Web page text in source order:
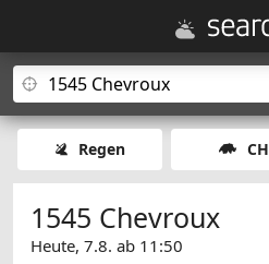
Regen CH
1545 Chevroux
Heute, 7.8. ab 11:50